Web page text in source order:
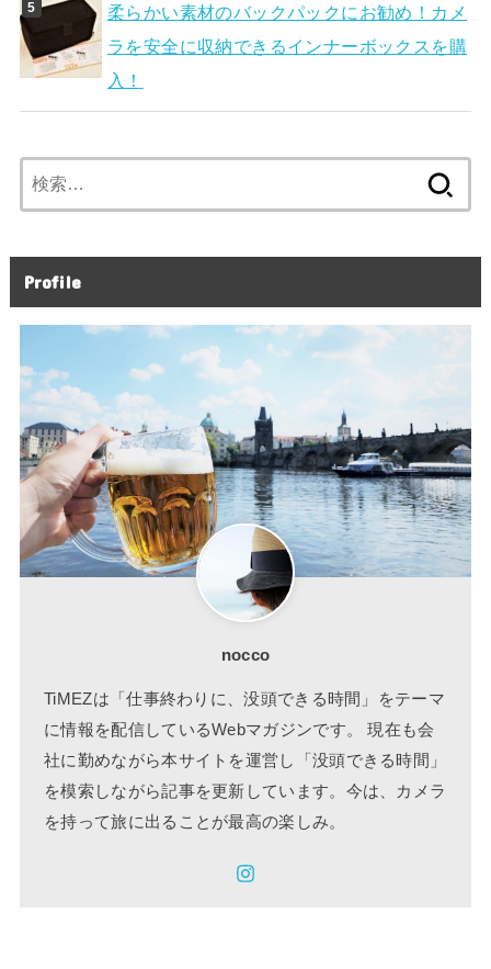
柔らかい素材のバックパックにお勧め！カメ
ラを安全に収納できるインナーボックスを購
入！
索:
Profile
nocco
TiMEZは「仕事終わりに、没頭できる時間」をテーマ
に情報を配信しているWebマガジンです。 現在も会
社に勤めながら本サイトを運営し「没頭できる時間」
を模索しながら記事を更新しています。今は、カメラ
を持って旅に出ることが最高の楽しみ。